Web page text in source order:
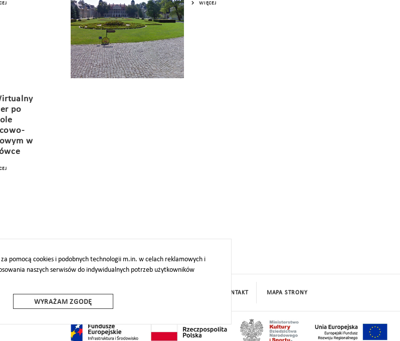
WIĘCEJ
po
w
pomocą cookies i podobnych technologii m.in. w celach reklamowych i
naszych serwisów do indywidualnych potrzeb użytkowników
WYRAŻAM ZGODĘ
PROJEKTY UE DOTACJE KONTAKT MAPA STRONY